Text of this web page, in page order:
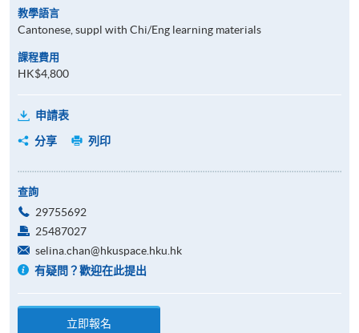
教學語言
Cantonese, suppl with Chi/Eng learning materials
課程費用
HK$4,800
申請表
分享
列印
查詢
29755692
25487027
selina.chan@hkuspace.hku.hk
有疑問？歡迎在此提出
立即報名